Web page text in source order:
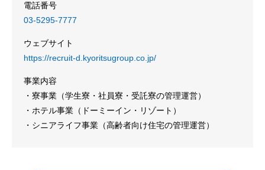
電話番号
03-5295-7777
ウェブサイト
https://recruit-d.kyoritsugroup.co.jp/
事業内容
・寮事業（学生寮・社員寮・受託寮の管理運営）
・ホテル事業（ドーミーイン・リゾート）
・シニアライフ事業（高齢者向け住宅の管理運営）